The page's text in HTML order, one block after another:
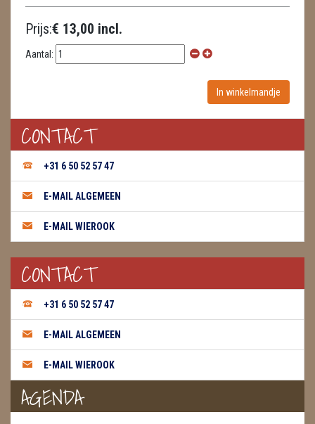
WIEROOK, OLIE & TOEBEHOREN
ZAKJES WATER ELIXERS
Prijs:€ 13,00 incl.
Aantal:
CONTACT
+31 6 50 52 57 47
E-MAIL ALGEMEEN
E-MAIL WIEROOK
CONTACT
+31 6 50 52 57 47
E-MAIL ALGEMEEN
E-MAIL WIEROOK
AGENDA